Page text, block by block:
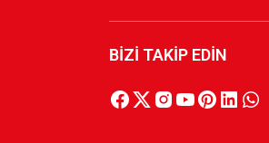
BİZİ TAKİP EDİN